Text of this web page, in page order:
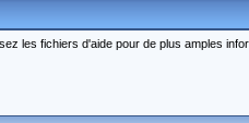
les fichiers d'aide pour de plus amples